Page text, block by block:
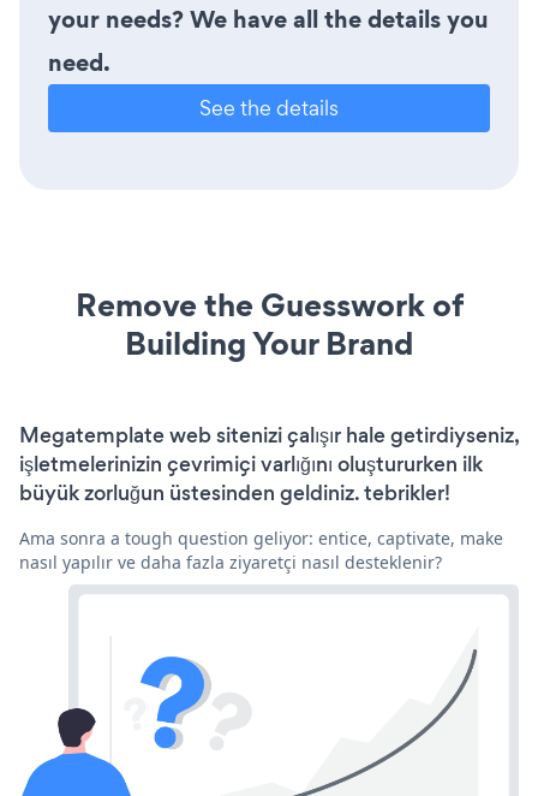
your needs? We have all the details you
need.
See the details
Remove the Guesswork of
Building Your Brand
Megatemplate web sitenizi çalışır hale getirdiyseniz,
işletmelerinizin çevrimiçi varlığını oluştururken ilk
büyük zorluğun üstesinden geldiniz. tebrikler!
Ama sonra a tough question geliyor: entice, captivate, make
nasıl yapılır ve daha fazla ziyaretçi nasıl desteklenir?